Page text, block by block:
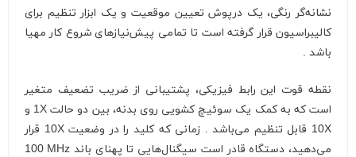
نشانه‌گر رنگی، یک درپوش تعیین موقعیت و یک ابزار تنظیم برای
کالیبراسیون قرار گرفته است تا تمامی پیش‌نیازهای شروع کار مهیا
باشد .
نقطه قوت این رابط فیزیکی، پشتیبانی از ضریب تضعیف متغیر
است که به کمک یک سوئیچ کشویی روی بدنه، بین دو حالت 1X و
10X قابل تنظیم می‌باشد . زمانی که کلید را در وضعیت10X قرار
می‌دهید، دستگاه قادر است سیگنال‌هایی تا پهنای باند 100 MHz